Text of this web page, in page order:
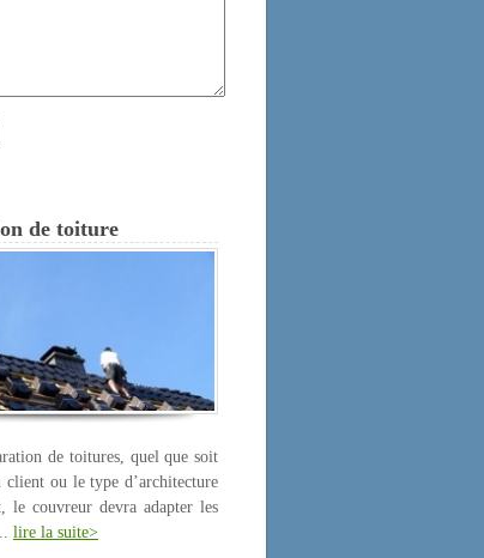
de toiture
de toitures, quel que soit
client ou le type d’architecture
le couvreur devra adapter les
lire la suite>